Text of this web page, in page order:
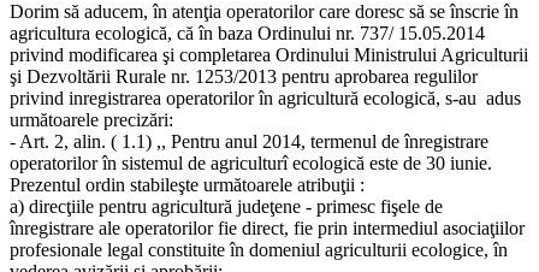
Dorim să aducem, în atenţia operatorilor care doresc să se înscrie în
agricultura ecologică, că în baza Ordinului nr. 737/ 15.05.2014
privind modificarea şi completarea Ordinului Ministrului Agriculturii
şi Dezvoltării Rurale nr. 1253/2013 pentru aprobarea regulilor
privind inregistrarea operatorilor în agricultură ecologică, s-au adus
următoarele precizări:
- Art. 2, alin. ( 1.1) ,, Pentru anul 2014, termenul de înregistrare
operatorilor în sistemul de agriculturî ecologică este de 30 iunie.
Prezentul ordin stabileşte următoarele atribuţii :
a) direcţiile pentru agricultură judeţene - primesc fişele de
înregistrare ale operatorilor fie direct, fie prin intermediul asociaţiilor
profesionale legal constituite în domeniul agriculturii ecologice, în